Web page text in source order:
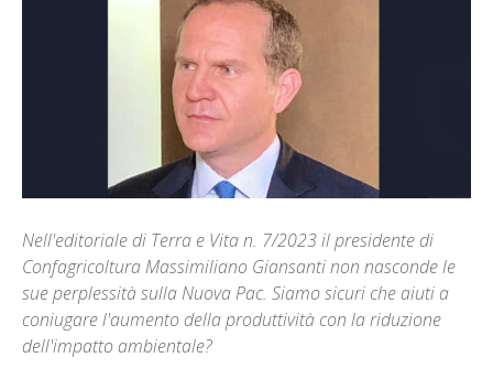
Nell'editoriale di Terra e Vita n. 7/2023 il presidente di
Confagricoltura Massimiliano Giansanti non nasconde le
sue perplessità sulla Nuova Pac. Siamo sicuri che aiuti a
coniugare l'aumento della produttività con la riduzione
dell'impatto ambientale?